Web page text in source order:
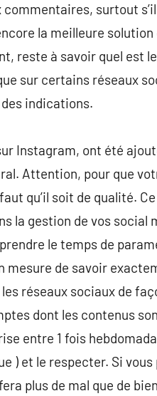
surtout
la meilleure
reste à savoir quel est
sur certains réseaux
indications.
Instagram, ont été
Attention, pour que
qu’il soit de qualité.
la gestion de vos social
le temps de
mesure de savoir
réseaux sociaux de
dont les contenus
entre 1 fois
) et le respecter. Si
plus de mal que de